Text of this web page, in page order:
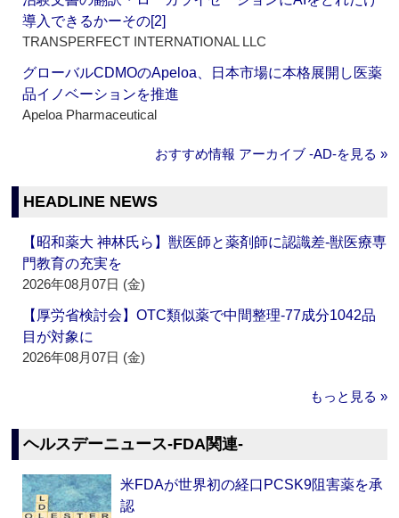
導入できるかーその[2]
TRANSPERFECT INTERNATIONAL LLC
グローバルCDMOのApeloa、日本市場に本格展開し医薬
品イノベーションを推進
Apeloa Pharmaceutical
おすすめ情報 アーカイブ ‐AD‐を見る »
HEADLINE NEWS
【昭和薬大 神林氏ら】獣医師と薬剤師に認識差‐獣医療専
門教育の充実を
2026年08月07日 (金)
【厚労省検討会】OTC類似薬で中間整理‐77成分1042品
目が対象に
2026年08月07日 (金)
もっと見る »
ヘルスデーニュース‐FDA関連‐
米FDAが世界初の経口PCSK9阻害薬を承
認